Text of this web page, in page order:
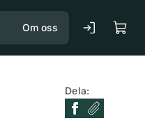
Om oss
Dela: